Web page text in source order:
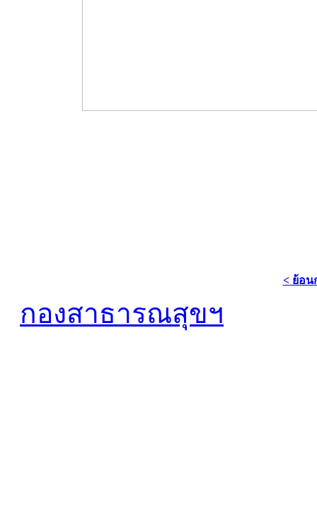
< ย้อน
กองสาธารณสุขฯ